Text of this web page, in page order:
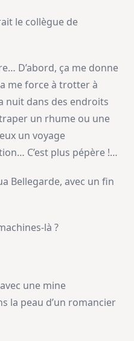
le collègue de
D’abord, ça me donne
me force à trotter à
nuit dans des endroits
un rhume ou une
un voyage
C’est plus pépère !…
Bellegarde, avec un fin
là ?
une mine
la peau d’un romancier